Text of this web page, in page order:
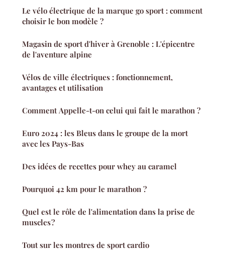
Le vélo électrique de la marque go sport : comment
choisir le bon modèle ?
Magasin de sport d'hiver à Grenoble : L'épicentre
de l'aventure alpine
Vélos de ville électriques : fonctionnement,
avantages et utilisation
Comment Appelle-t-on celui qui fait le marathon ?
Euro 2024 : les Bleus dans le groupe de la mort
avec les Pays-Bas
Des idées de recettes pour whey au caramel
Pourquoi 42 km pour le marathon ?
Quel est le rôle de l'alimentation dans la prise de
muscles ?
Tout sur les montres de sport cardio